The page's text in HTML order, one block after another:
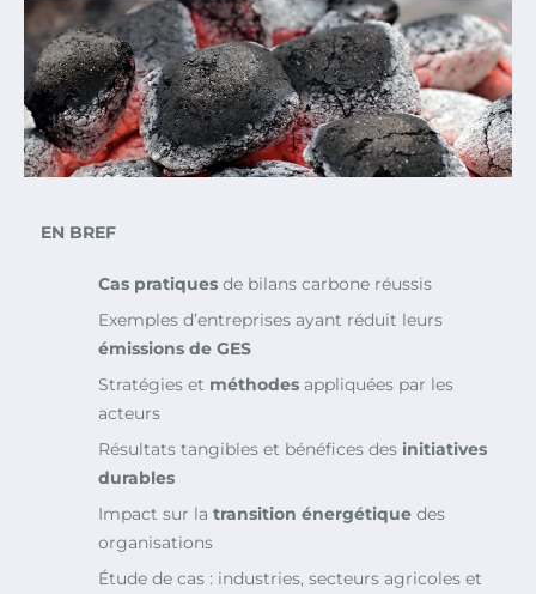
EN BREF
Cas pratiques de bilans carbone réussis
Exemples d’entreprises ayant réduit leurs
émissions de GES
Stratégies et méthodes appliquées par les
acteurs
Résultats tangibles et bénéfices des initiatives
durables
Impact sur la transition énergétique des
organisations
Étude de cas : industries, secteurs agricoles et